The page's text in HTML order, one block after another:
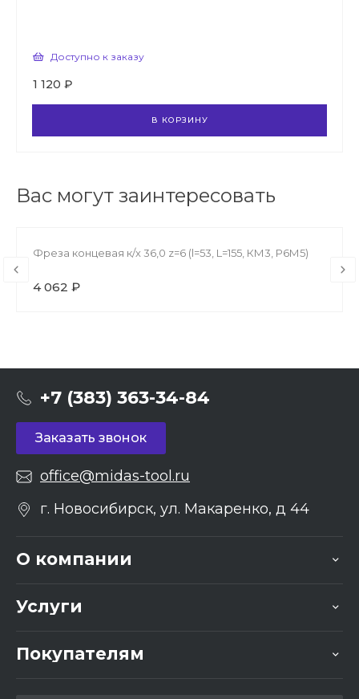
Доступно к заказу
1 120 ₽
В КОРЗИНУ
Вас могут заинтересовать
Фреза концевая к/х 36,0 z=6 (l=53, L=155, КМ3, Р6М5)
4 062 ₽
+7 (383) 363-34-84
Заказать звонок
office@midas-tool.ru
г. Новосибирск, ул. Макаренко, д 44
О компании
Услуги
Покупателям